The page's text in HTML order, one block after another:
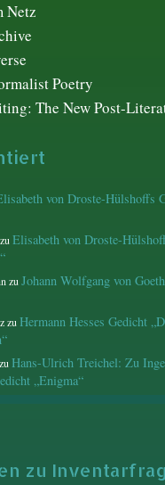
Netz
Poetry
The New Post-
von Droste-Hülshoffs
Elisabeth von Droste-
zuJohann Wolfgang von
zuHermann Hesses Gedicht
Hans-Ulrich Treichel: Zu
„Enigma“
zu